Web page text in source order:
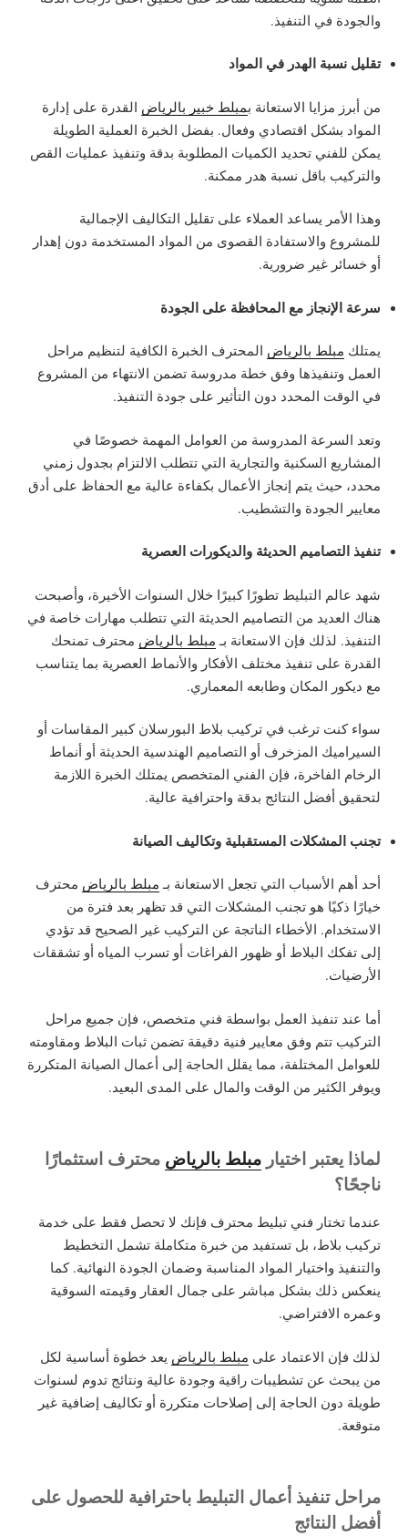
والجودة في التنفيذ.
تقليل نسبة الهدر في المواد
من أبرز مزايا الاستعانة بمبلط خبير بالرياض القدرة على إدارة
المواد بشكل اقتصادي وفعال. بفضل الخبرة العملية الطويلة
يمكن للفني تحديد الكميات المطلوبة بدقة وتنفيذ عمليات القص
والتركيب باقل نسبة هدر ممكنة.
وهذا الأمر يساعد العملاء على تقليل التكاليف الإجمالية
للمشروع والاستفادة القصوى من المواد المستخدمة دون إهدار
أو خسائر غير ضرورية.
سرعة الإنجاز مع المحافظة على الجودة
يمتلك مبلط بالرياض المحترف الخبرة الكافية لتنظيم مراحل
العمل وتنفيذها وفق خطة مدروسة تضمن الانتهاء من المشروع
في الوقت المحدد دون التأثير على جودة التنفيذ.
وتعد السرعة المدروسة من العوامل المهمة خصوصًا في
المشاريع السكنية والتجارية التي تتطلب الالتزام بجدول زمني
محدد، حيث يتم إنجاز الأعمال بكفاءة عالية مع الحفاظ على أدق
معايير الجودة والتشطيب.
تنفيذ التصاميم الحديثة والديكورات العصرية
شهد عالم التبليط تطورًا كبيرًا خلال السنوات الأخيرة، وأصبحت
هناك العديد من التصاميم الحديثة التي تتطلب مهارات خاصة في
التنفيذ. لذلك فإن الاستعانة بـ مبلط بالرياض محترف تمنحك
القدرة على تنفيذ مختلف الأفكار والأنماط العصرية بما يتناسب
مع ديكور المكان وطابعه المعماري.
سواء كنت ترغب في تركيب بلاط البورسلان كبير المقاسات أو
السيراميك المزخرف أو التصاميم الهندسية الحديثة أو أنماط
الرخام الفاخرة، فإن الفني المتخصص يمتلك الخبرة اللازمة
لتحقيق أفضل النتائج بدقة واحترافية عالية.
تجنب المشكلات المستقبلية وتكاليف الصيانة
أحد أهم الأسباب التي تجعل الاستعانة بـ مبلط بالرياض محترف
خيارًا ذكيًا هو تجنب المشكلات التي قد تظهر بعد فترة من
الاستخدام. الأخطاء الناتجة عن التركيب غير الصحيح قد تؤدي
إلى تفكك البلاط أو ظهور الفراغات أو تسرب المياه أو تشققات
الأرضيات.
أما عند تنفيذ العمل بواسطة فني متخصص، فإن جميع مراحل
التركيب تتم وفق معايير فنية دقيقة تضمن ثبات البلاط ومقاومته
للعوامل المختلفة، مما يقلل الحاجة إلى أعمال الصيانة المتكررة
ويوفر الكثير من الوقت والمال على المدى البعيد.
لماذا يعتبر اختيار مبلط بالرياض محترف استثمارًا
ناجحًا؟
عندما تختار فني تبليط محترف فإنك لا تحصل فقط على خدمة
تركيب بلاط، بل تستفيد من خبرة متكاملة تشمل التخطيط
والتنفيذ واختيار المواد المناسبة وضمان الجودة النهائية. كما
ينعكس ذلك بشكل مباشر على جمال العقار وقيمته السوقية
وعمره الافتراضي.
لذلك فإن الاعتماد على مبلط بالرياض يعد خطوة أساسية لكل
من يبحث عن تشطيبات راقية وجودة عالية ونتائج تدوم لسنوات
طويلة دون الحاجة إلى إصلاحات متكررة أو تكاليف إضافية غير
متوقعة.
مراحل تنفيذ أعمال التبليط باحترافية للحصول على
أفضل النتائج